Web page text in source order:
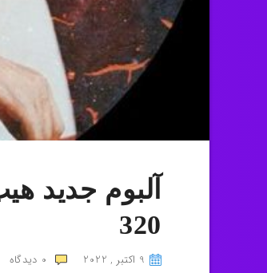
آلبوم جدید
320
9 اکتبر , 2022 0 دیدگاه